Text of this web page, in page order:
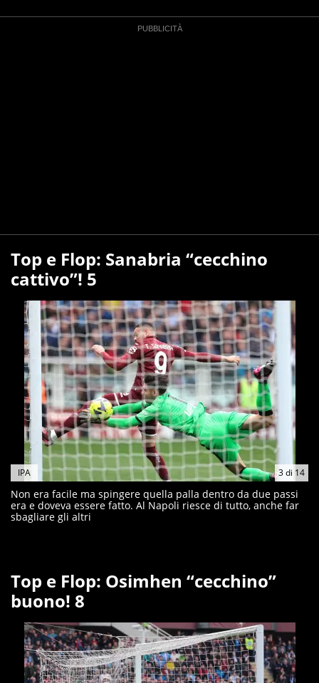
Top e Flop: Sanabria “cecchino
cattivo”! 5
3di 14
IPA
Non era facile ma spingere quella palla dentro da due passi
era e doveva essere fatto. Al Napoli riesce di tutto, anche far
sbagliare gli altri
Top e Flop: Osimhen “cecchino”
buono! 8